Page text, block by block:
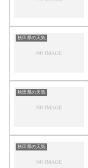
秋田県の天気
秋田県の天気
秋田県の天気